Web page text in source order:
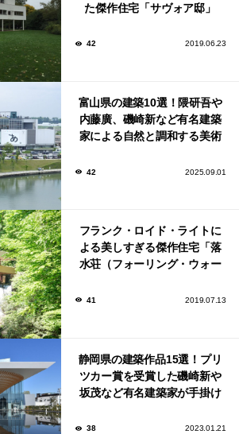
た傑作住宅「サヴォア邸」
42 2019.06.23
富山県の建築10選！隈研吾や
内藤廣、磯崎新など有名建築
家による自然と調和する美術
42 2025.09.01
フランク・ロイド・ライトに
よる美しすぎる傑作住宅「落
水荘（フォーリング・ウォー
41 2019.07.13
静岡県の建築作品15選！プリ
ツカー賞を受賞した磯崎新や
坂茂など有名建築家が手掛け
38 2023.01.21